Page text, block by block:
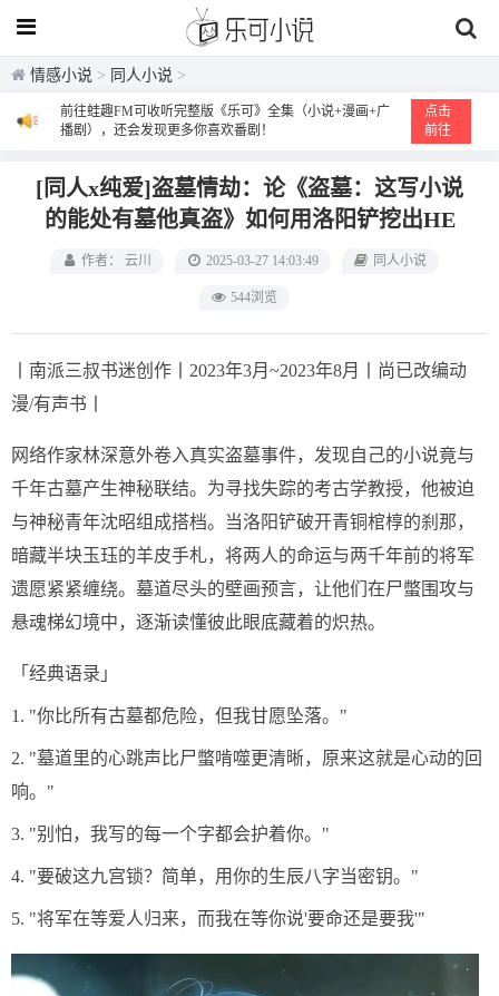
情感小说 > 同人小说 >
前往蛙趣FM可收听完整版《乐可》全集（小说+漫画+广
播剧），还会发现更多你喜欢番剧！
点击
前往
[同人x纯爱]盗墓情劫：论《盗墓：这写小说
的能处有墓他真盗》如何用洛阳铲挖出HE
作者： 云川 2025-03-27 14:03:49 同人小说
544浏览
丨南派三叔书迷创作丨2023年3月~2023年8月丨尚已改编动
漫/有声书丨
网络作家林深意外卷入真实盗墓事件，发现自己的小说竟与
千年古墓产生神秘联结。为寻找失踪的考古学教授，他被迫
与神秘青年沈昭组成搭档。当洛阳铲破开青铜棺椁的刹那，
暗藏半块玉珏的羊皮手札，将两人的命运与两千年前的将军
遗愿紧紧缠绕。墓道尽头的壁画预言，让他们在尸蟞围攻与
悬魂梯幻境中，逐渐读懂彼此眼底藏着的炽热。
「经典语录」
1. "你比所有古墓都危险，但我甘愿坠落。"
2. "墓道里的心跳声比尸蟞啃噬更清晰，原来这就是心动的回
响。"
3. "别怕，我写的每一个字都会护着你。"
4. "要破这九宫锁？简单，用你的生辰八字当密钥。"
5. "将军在等爱人归来，而我在等你说'要命还是要我'"